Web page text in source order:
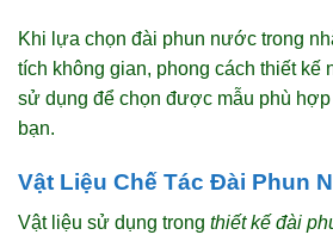
Khi lựa chọn đài phun nước trong
tích không gian, phong cách thiết kế
sử dụng để chọn được mẫu phù
bạn.
Vật Liệu Chế Tác Đài Phun
Vật liệu sử dụng trong thiết kế đài